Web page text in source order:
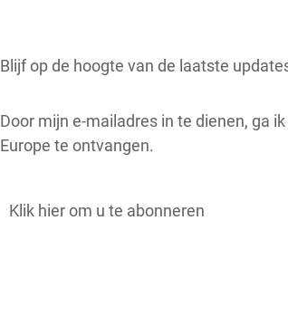
Blijf op de hoogte van de laatste
Door mijn e-mailadres in te dienen, ga
Europe te ontvangen.
Klik hier om u te abonneren